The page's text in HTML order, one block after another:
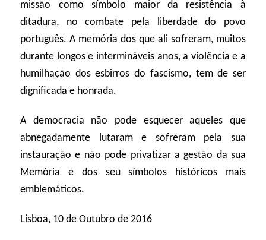
missão como símbolo maior da resistência à
ditadura, no combate pela liberdade do povo
português. A memória dos que ali sofreram, muitos
durante longos e intermináveis anos, a violência e a
humilhação dos esbirros do fascismo, tem de ser
dignificada e honrada.
A democracia não pode esquecer aqueles que
abnegadamente lutaram e sofreram pela sua
instauração e não pode privatizar a gestão da sua
Memória e dos seu símbolos históricos mais
emblemáticos.
Lisboa, 10 de Outubro de 2016